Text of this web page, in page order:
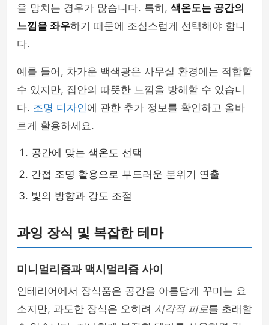
을 망치는 경우가 많습니다. 특히, 색온도는 공간의
느낌을 좌우하기 때문에 조심스럽게 선택해야 합니
다.
예를 들어, 차가운 백색광은 사무실 환경에는 적합할
수 있지만, 집안의 따뜻한 느낌을 방해할 수 있습니
다. 조명 디자인에 관한 추가 정보를 확인하고 올바
르게 활용하세요.
공간에 맞는 색온도 선택
간접 조명 활용으로 부드러운 분위기 연출
빛의 방향과 강도 조절
과잉 장식 및 복잡한 테마
미니멀리즘과 맥시멀리즘 사이
인테리어에서 장식품은 공간을 아름답게 꾸미는 요
소지만, 과도한 장식은 오히려 시각적 피로를 초래할